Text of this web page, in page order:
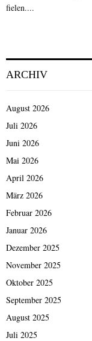
fielen....
ARCHIV
August 2026
Juli 2026
Juni 2026
Mai 2026
April 2026
März 2026
Februar 2026
Januar 2026
Dezember 2025
November 2025
Oktober 2025
September 2025
August 2025
Juli 2025